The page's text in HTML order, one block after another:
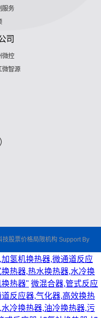
服务
司
微控
微智源
股票价格局限机构 Support By
氢机换热器,微通道反应
热器,热水换热器,水冷换
热器" 微混合器,管式反应
反应器,气化器,高效换热
冷换热器,油冷换热器,污